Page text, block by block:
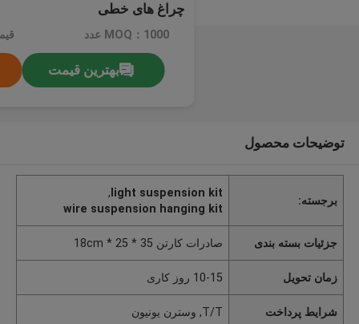
چراغ های خطی
MOQ：1000 عدد
بهترین قیمت
توضیحات محصول
برجسته:
light suspension kit
,
wire suspension hanging kit
جزئیات بسته بندی صادرات کارتن 35 * 25 * 18cm
زمان تحویل 10-15 روز کاری
شرایط پرداخت T/T, وسترن یونیون